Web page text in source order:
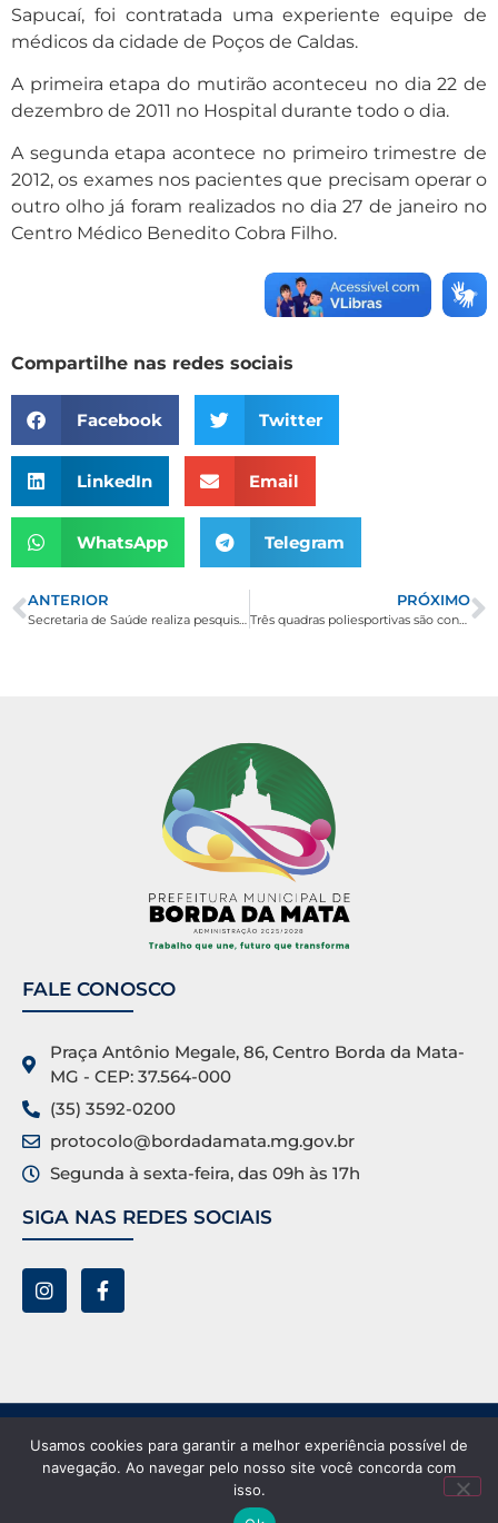
Sapucaí, foi contratada uma experiente equipe de
médicos da cidade de Poços de Caldas.
A primeira etapa do mutirão aconteceu no dia 22 de
dezembro de 2011 no Hospital durante todo o dia.
A segunda etapa acontece no primeiro trimestre de
2012, os exames nos pacientes que precisam operar o
outro olho já foram realizados no dia 27 de janeiro no
Centro Médico Benedito Cobra Filho.
Compartilhe nas redes sociais
Facebook Twitter
LinkedIn Email
WhatsApp Telegram
ANTERIOR
Secretaria de Saúde realiza pesquisa de satisfação com os usuários do Pronto Atendimento
PRÓXIMO
Três quadras poliesportivas são construídas em Borda da Mata
FALE CONOSCO
Praça Antônio Megale, 86, Centro Borda da Mata-
MG - CEP: 37.564-000
(35) 3592-0200
protocolo@bordadamata.mg.gov.br
Segunda à sexta-feira, das 09h às 17h
SIGA NAS REDES SOCIAIS
Prefeitura Municipal de Borda da Mata ©. Todos os
direitos reservados.
Usamos cookies para garantir a melhor experiência possível de
navegação. Ao navegar pelo nosso site você concorda com
isso.